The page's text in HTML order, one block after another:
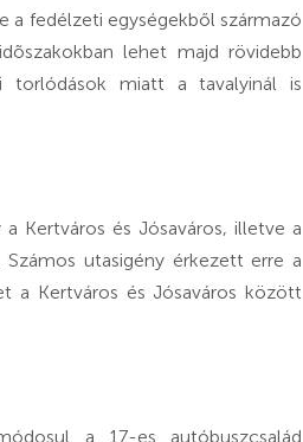
fedélzeti egységekből származó
lehet majd rövidebb
torlódások miatt a tavalyinál is
Kertváros és Jósaváros, illetve a
utasigény érkezett erre a
a Kertváros és Jósaváros között
a 17-es autóbuszcsalád